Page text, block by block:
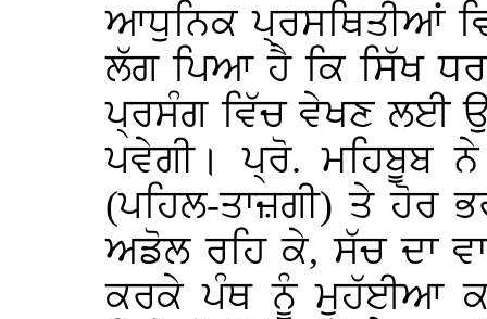
ਆਧੁਨਿਕ ਪ੍ਰਸਥਿਤੀਆਂ
ਲੱਗ ਪਿਆ ਹੈ ਕਿ ਸਿੱਖ
ਪ੍ਰਸੰਗ ਵਿੱਚ ਵੇਖਣ ਲਈ
ਪਵੇਗੀ। ਪ੍ਰੋ. ਮਹਿਬੂਬ
(ਪਹਿਲ-ਤਾਜ਼ਗੀ) ਤੇ ਹੋਰ
ਅਡੋਲ ਰਹਿ ਕੇ, ਸੱਚ ਦਾ
ਕਰਕੇ ਪੰਥ ਨੂੰ ਮੁਹੱਈਆ